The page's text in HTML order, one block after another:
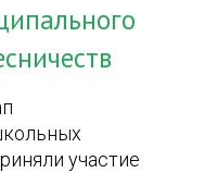
участие